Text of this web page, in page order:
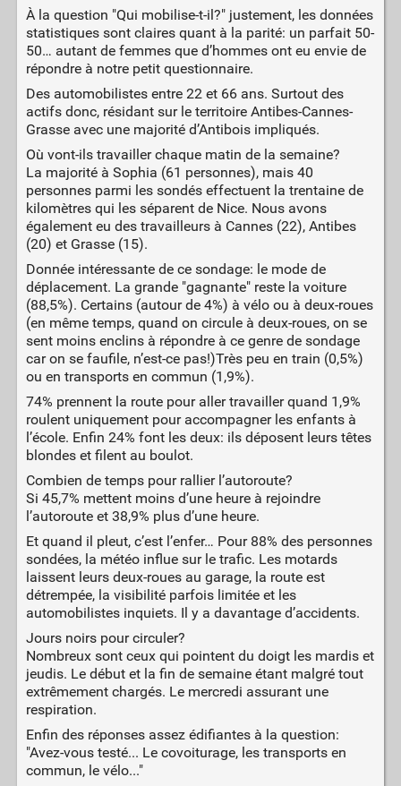
À la question "Qui mobilise-t-il?" justement, les données
statistiques sont claires quant à la parité: un parfait 50-
50… autant de femmes que d’hommes ont eu envie de
répondre à notre petit questionnaire.
Des automobilistes entre 22 et 66 ans. Surtout des
actifs donc, résidant sur le territoire Antibes-Cannes-
Grasse avec une majorité d’Antibois impliqués.
Où vont-ils travailler chaque matin de la semaine?
La majorité à Sophia (61 personnes), mais 40
personnes parmi les sondés effectuent la trentaine de
kilomètres qui les séparent de Nice. Nous avons
également eu des travailleurs à Cannes (22), Antibes
(20) et Grasse (15).
Donnée intéressante de ce sondage: le mode de
déplacement. La grande "gagnante" reste la voiture
(88,5%). Certains (autour de 4%) à vélo ou à deux-roues
(en même temps, quand on circule à deux-roues, on se
sent moins enclins à répondre à ce genre de sondage
car on se faufile, n’est-ce pas!)Très peu en train (0,5%)
ou en transports en commun (1,9%).
74% prennent la route pour aller travailler quand 1,9%
roulent uniquement pour accompagner les enfants à
l’école. Enfin 24% font les deux: ils déposent leurs têtes
blondes et filent au boulot.
Combien de temps pour rallier l’autoroute?
Si 45,7% mettent moins d’une heure à rejoindre
l’autoroute et 38,9% plus d’une heure.
Et quand il pleut, c’est l’enfer… Pour 88% des personnes
sondées, la météo influe sur le trafic. Les motards
laissent leurs deux-roues au garage, la route est
détrempée, la visibilité parfois limitée et les
automobilistes inquiets. Il y a davantage d’accidents.
Jours noirs pour circuler?
Nombreux sont ceux qui pointent du doigt les mardis et
jeudis. Le début et la fin de semaine étant malgré tout
extrêmement chargés. Le mercredi assurant une
respiration.
Enfin des réponses assez édifiantes à la question:
"Avez-vous testé... Le covoiturage, les transports en
commun, le vélo..."